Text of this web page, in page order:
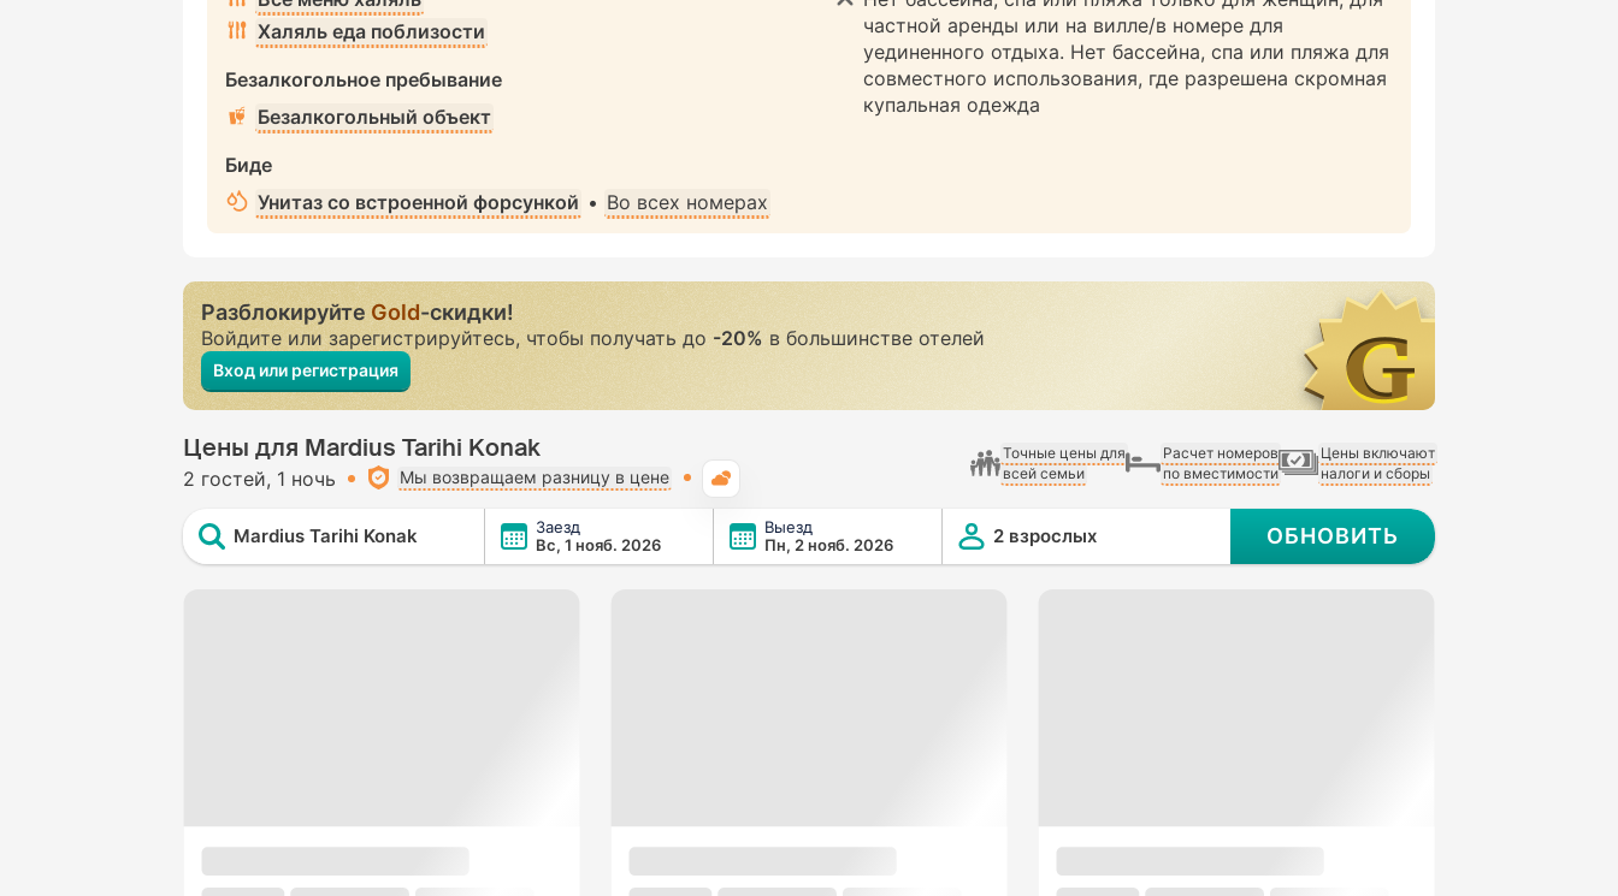
Халяль еда поблизости
Безалкогольное пребывание
Безалкогольный объект
Биде
Унитаз со встроенной форсункой • Во всех номерах
частной аренды или на вилле/в номере для
уединенного отдыха. Нет бассейна, спа или пляжа для
совместного использования, где разрешена скромная
купальная одежда
Разблокируйте Gold-скидки!
Войдите или зарегистрируйтесь, чтобы получать до-20%в большинстве отелей
Вход или регистрация
Цены для Mardius Tarihi Konak
2 гостей 1 ночь Мы возвращаем разницу в цене
Точные цены для
всей семьи
Расчет номеров
по вместимости
Цены включают
налоги и сборы
Mardius Tarihi Konak
Заезд
Вс, 1 нояб. 2026
Выезд
Пн, 2 нояб. 2026
2 взрослых ОБНОВИТЬ